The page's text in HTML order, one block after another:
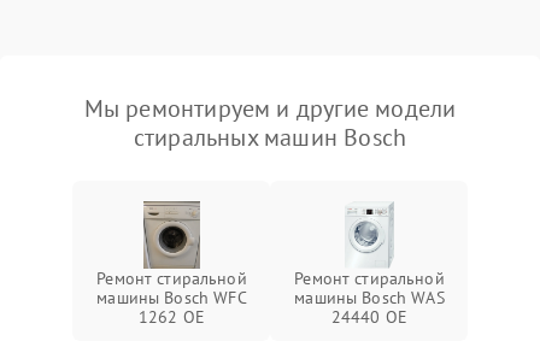
Мы ремонтируем и другие модели
стиральных машин Bosch
Ремонт стиральной
машины Bosch WFC
1262 OE
Ремонт стиральной
машины Bosch WAS
24440 OE